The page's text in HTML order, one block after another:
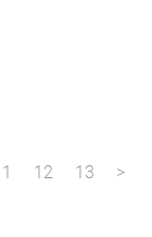
12 13